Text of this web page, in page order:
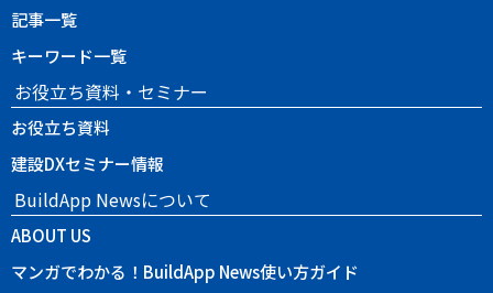
記事一覧
キーワード一覧
お役立ち資料・セミナー
お役立ち資料
建設DXセミナー情報
BuildApp Newsについて
ABOUT US
マンガでわかる！BuildApp News使い方ガイド